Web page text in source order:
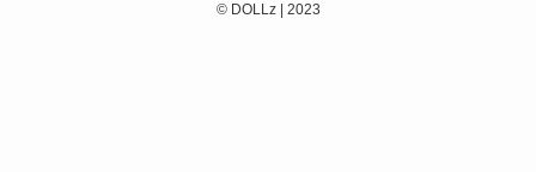
©DOLLz | 2023